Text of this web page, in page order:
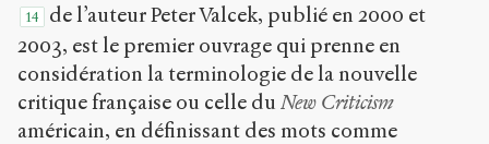
14
de l’auteur Peter Valcek, publié en 2000 et
2003, est le premier ouvrage qui prenne en
considération la terminologie de la nouvelle
critique française ou celle du New Criticism
américain, en définissant des mots comme